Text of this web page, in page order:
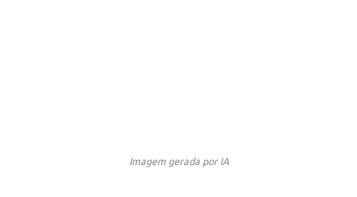
Imagem gerada por IA